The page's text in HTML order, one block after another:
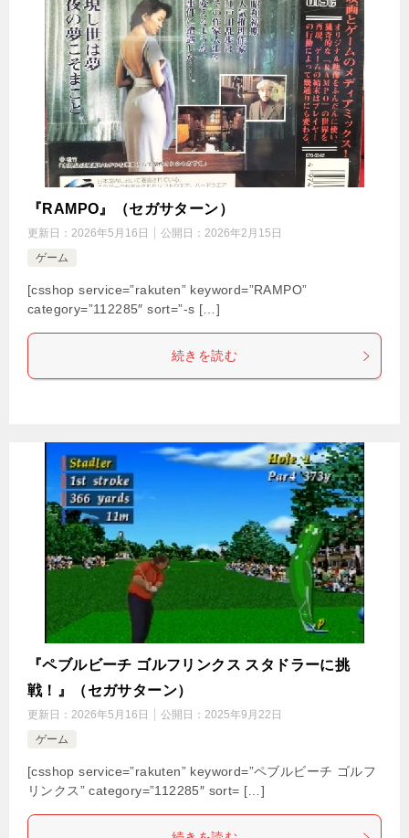
『RAMPO』（セガサターン）
更新日： 2026年5月16日 公開日： 2026年2月15日
ゲーム
[csshop service=”rakuten” keyword=”RAMPO”
category=”112285″ sort=”-s […]
続きを読む
『ペブルビーチ ゴルフリンクス スタドラーに挑
戦！』（セガサターン）
更新日： 2026年5月16日 公開日： 2025年9月22日
ゲーム
[csshop service=”rakuten” keyword=”ペブルビーチ ゴルフ
リンクス” category=”112285″ sort= […]